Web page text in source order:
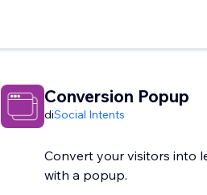
Conversion Popup
diSocial Intents
Convert your visitors into
with a popup.